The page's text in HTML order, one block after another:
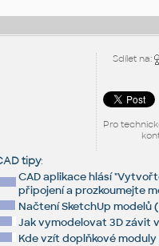
Sdílet na:
Pro
tipy:
CAD aplikace hlásí
připojení a prozkoumejte
Načtení SketchUp modelů
Jak vymodelovat 3D závit
Kde vzít doplňkové moduly